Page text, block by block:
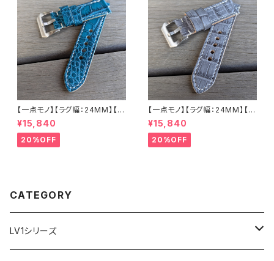
【一点モノ】【ラグ幅：24MM】【手
縫い】【ストレート型】【2P-ALE
M24S-1】アリゲーター 腹ワニ
エメラルド 国産なめしの本革 下
地 ヌメ革キャメル ハンドメイド
¥15,840
20%OFF
【一点モノ】【ラグ幅：24MM】【手
縫い】【ストレート型】【2P-ALG
Y24S-1】アリゲーター 腹ワニ
グレー 国産なめしの本革 下地
オイル仕立てのヌメ革 ハンドメ
¥15,840
20%OFF
CATEGORY
LV1シリーズ